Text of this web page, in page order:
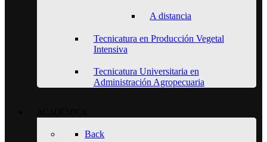
A distancia
Tecnicatura en Producción Vegetal
Intensiva
Tecnicatura Universitaria en
Administración Agropecuaria
Back